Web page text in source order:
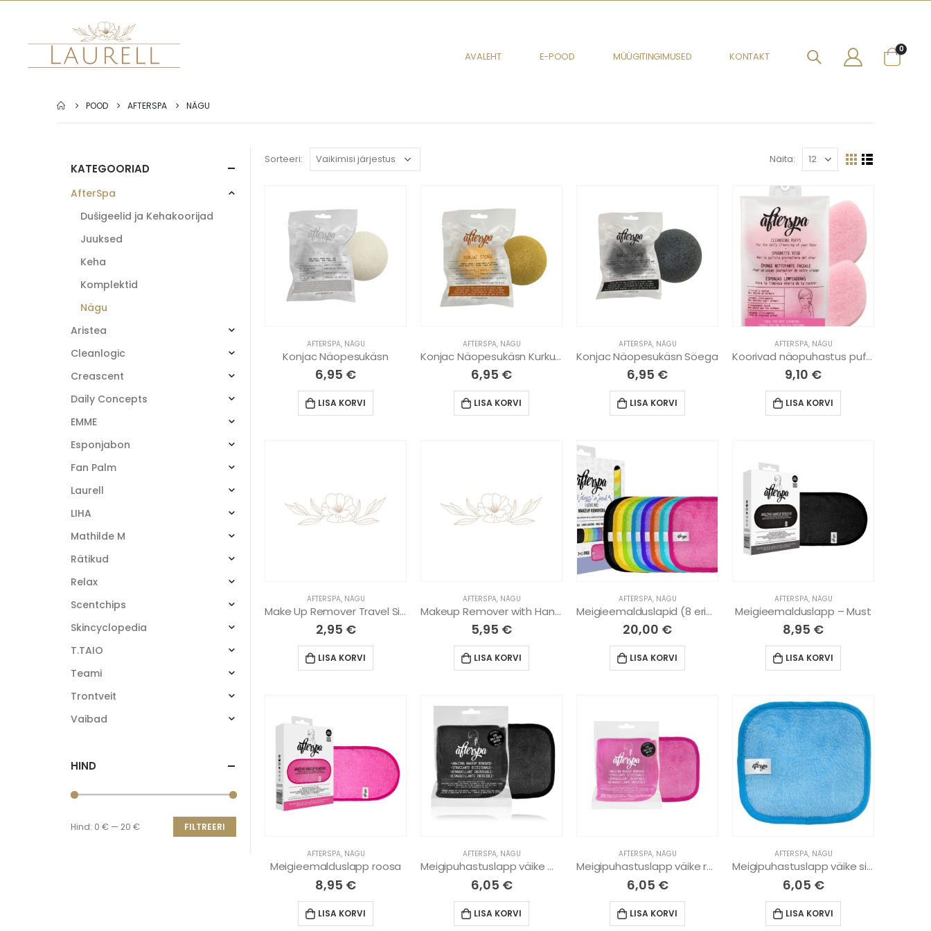
AVALEHT E-POOD MÜÜGITINGIMUSED KONTAKT
0
POOD AFTERSPA NÄGU
Sorteeri: Näita:
AFTERSPA, NÄGU
Konjac Näopesukäsn
6,95 €
LISA KORVI
AFTERSPA, NÄGU
Konjac Näopesukäsn Kurkumiga
6,95 €
LISA KORVI
AFTERSPA, NÄGU
Konjac Näopesukäsn Söega
6,95 €
LISA KORVI
AFTERSPA, NÄGU
Koorivad näopuhastus puffid
9,10 €
LISA KORVI
AFTERSPA, NÄGU
Make Up Remover Travel Size in Pink (Face)
2,95 €
LISA KORVI
AFTERSPA, NÄGU
Makeup Remover with Hand Pocket in Pink (Face)
5,95 €
LISA KORVI
AFTERSPA, NÄGU
Meigieemalduslapid (8 erinevat)
20,00 €
LISA KORVI
AFTERSPA, NÄGU
Meigieemalduslapp – Must
8,95 €
LISA KORVI
AFTERSPA, NÄGU
Meigieemalduslapp roosa
8,95 €
LISA KORVI
AFTERSPA, NÄGU
Meigipuhastuslapp väike must
6,05 €
LISA KORVI
AFTERSPA, NÄGU
Meigipuhastuslapp väike roosa
6,05 €
LISA KORVI
AFTERSPA, NÄGU
Meigipuhastuslapp väike sinine
6,05 €
LISA KORVI
KATEGOORIAD
AfterSpa
Dušigeelid ja Kehakoorijad
Juuksed
Keha
Komplektid
Nägu
Aristea
Cleanlogic
Creascent
Daily Concepts
EMME
Esponjabon
Fan Palm
Laurell
LIHA
Mathilde M
Rätikud
Relax
Scentchips
Skincyclopedia
T.TAIO
Teami
Trontveit
Vaibad
HIND
FILTREERI
Hind: 0 € — 20 €